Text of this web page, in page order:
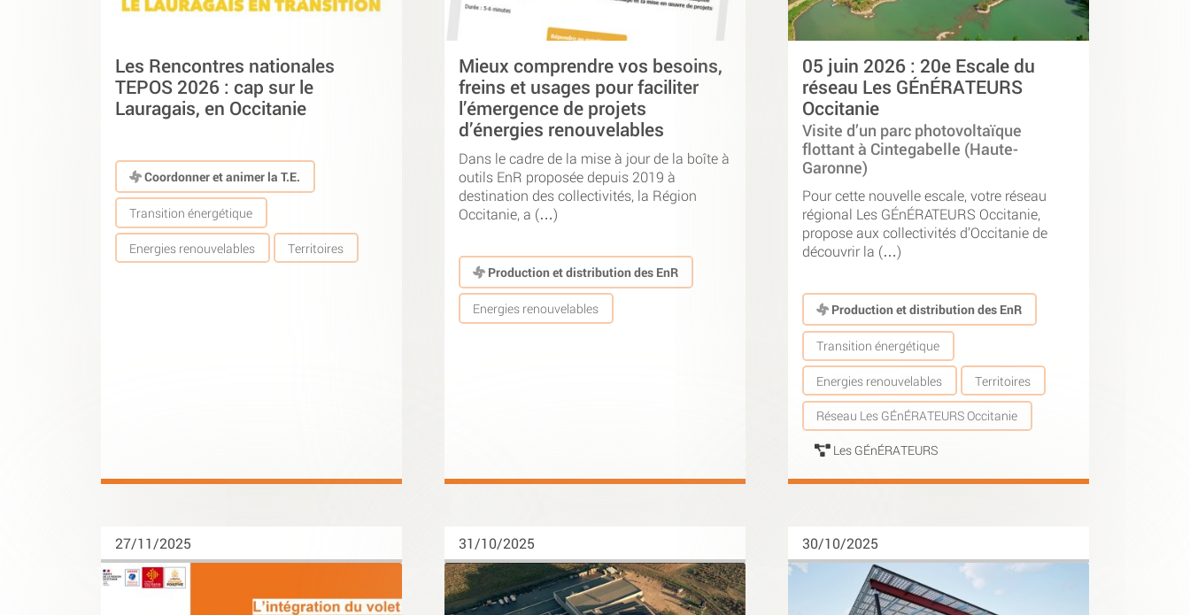
Les Rencontres nationales
TEPOS 2026 : cap sur le
Lauragais, en Occitanie
Coordonner et animer la T.E.
Transition énergétique
Energies renouvelables Territoires
Mieux comprendre vos besoins,
freins et usages pour faciliter
l’émergence de projets
d’énergies renouvelables
Dans le cadre de la mise à jour de la boîte à
outils EnR proposée depuis 2019 à
destination des collectivités, la Région
Occitanie, a (…)
Production et distribution des EnR
Energies renouvelables
05 juin 2026 : 20e Escale du
réseau Les GÉnÉRATEURS
Occitanie
Visite d’un parc photovoltaïque
flottant à Cintegabelle (Haute-
Garonne)
Pour cette nouvelle escale, votre réseau
régional Les GÉnÉRATEURS Occitanie,
propose aux collectivités d’Occitanie de
découvrir la (…)
Production et distribution des EnR
Transition énergétique
Energies renouvelables Territoires
Réseau Les GÉnÉRATEURS Occitanie
Les GÉnÉRATEURS
27/11/2025 31/10/2025 30/10/2025